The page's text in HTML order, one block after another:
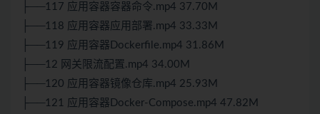
├──117 应用容器容器命令.mp4 37.70M
├──118 应用容器应用部署.mp4 33.33M
├──119 应用容器Dockerfile.mp4 31.86M
├──12 网关限流配置.mp4 34.00M
├──120 应用容器镜像仓库.mp4 25.93M
├──121 应用容器Docker-Compose.mp4 47.82M